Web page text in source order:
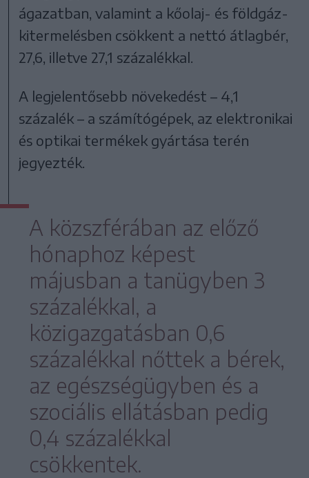
ágazatban, valamint a kőolaj- és földgáz-
kitermelésben csökkent a nettó átlagbér,
27,6, illetve 27,1 százalékkal.
A legjelentősebb növekedést – 4,1
százalék – a számítógépek, az elektronikai
és optikai termékek gyártása terén
jegyezték.
A közszférában az előző
hónaphoz képest
májusban a tanügyben 3
százalékkal, a
közigazgatásban 0,6
százalékkal nőttek a bérek,
az egészségügyben és a
szociális ellátásban pedig
0,4 százalékkal
csökkentek.